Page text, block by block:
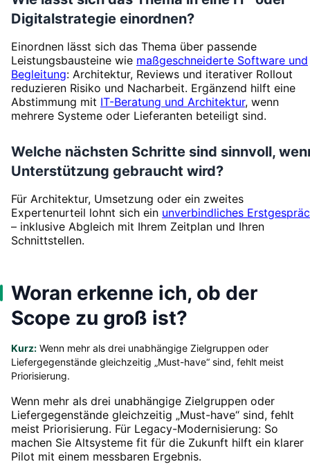
Digitalstrategie einordnen?
Einordnen lässt sich das Thema über passende
Leistungsbausteine wie maßgeschneiderte Software und
Begleitung: Architektur, Reviews und iterativer Rollout
reduzieren Risiko und Nacharbeit. Ergänzend hilft eine
Abstimmung mit IT-Beratung und Architektur, wenn
mehrere Systeme oder Lieferanten beteiligt sind.
Welche nächsten Schritte sind sinnvoll,
Unterstützung gebraucht wird?
Für Architektur, Umsetzung oder ein zweites
Expertenurteil lohnt sich ein unverbindliches
– inklusive Abgleich mit Ihrem Zeitplan und Ihren
Schnittstellen.
Woran erkenne ich, ob der
Scope zu groß ist?
Kurz: Wenn mehr als drei unabhängige Zielgruppen oder
Liefergegenstände gleichzeitig „Must-have“ sind, fehlt meist
Priorisierung.
Wenn mehr als drei unabhängige Zielgruppen oder
Liefergegenstände gleichzeitig „Must-have“ sind, fehlt
meist Priorisierung. Für Legacy-Modernisierung: So
machen Sie Altsysteme fit für die Zukunft hilft ein klarer
Pilot mit einem messbaren Ergebnis.